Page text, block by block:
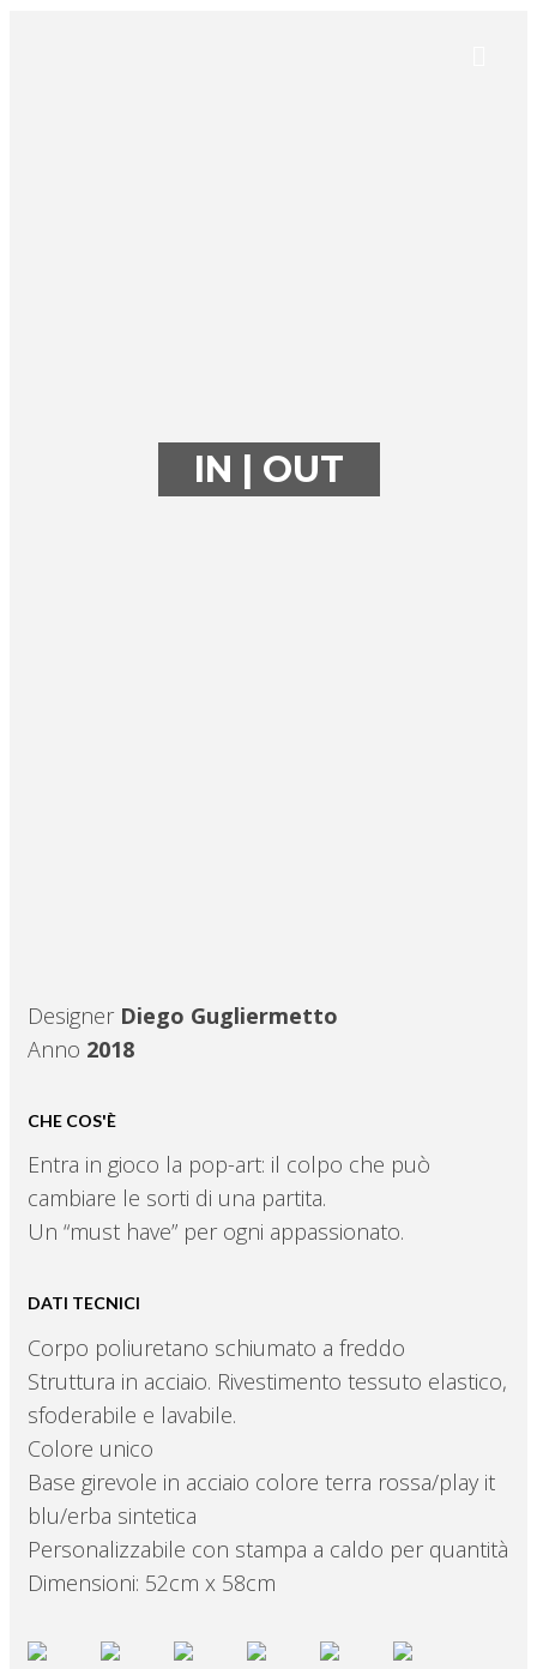
IN | OUT
Designer Diego Gugliermetto
Anno 2018
CHE COS'È
Entra in gioco la pop-art: il colpo che può
cambiare le sorti di una partita.
Un “must have” per ogni appassionato.
DATI TECNICI
Corpo poliuretano schiumato a freddo
Struttura in acciaio. Rivestimento tessuto elastico,
sfoderabile e lavabile.
Colore unico
Base girevole in acciaio colore terra rossa/play it
blu/erba sintetica
Personalizzabile con stampa a caldo per quantità
Dimensioni: 52cm x 58cm